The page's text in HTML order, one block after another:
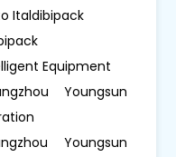
Italdibipack
Equipment
Youngsun
Youngsun